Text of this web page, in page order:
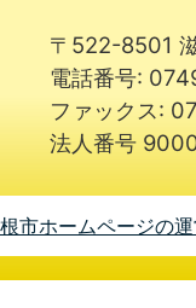
〒522-8501
電話番号:
ファックス:
法人番号
市ホームページの